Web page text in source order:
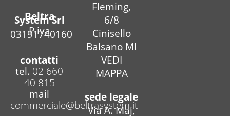
Beltra
System Srl
P.iva
03191740160
contatti
tel. 02 660
40 815
mail
commerciale@beltrasystem.it
Fleming,
6/8
Cinisello
Balsano MI
VEDI
MAPPA
sede legale
Via A. Maj,